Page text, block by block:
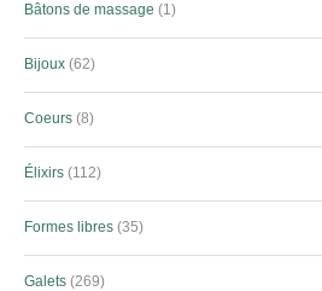
Bâtons de massage 1
Bijoux 62
Coeurs 8
Élixirs 112
Formes libres 35
Galets 269